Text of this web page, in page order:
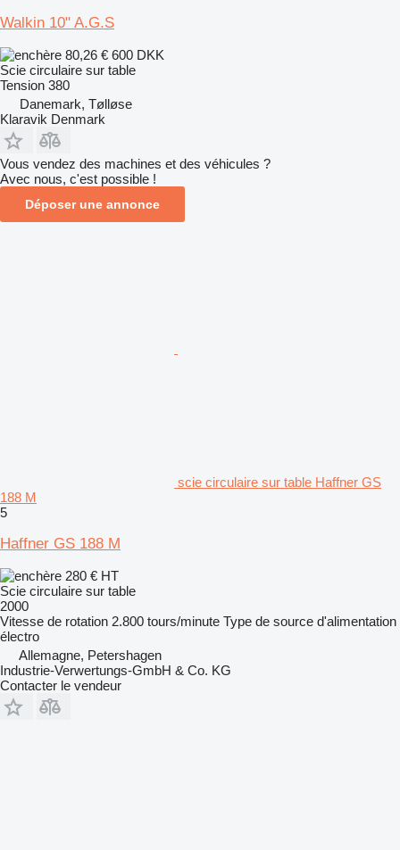
Walkin 10" A.G.S
80,26 € 600 DKK
Scie circulaire sur table
Tension 380
Danemark, Tølløse
Klaravik Denmark
Vous vendez des machines et des véhicules ?
Avec nous, c'est possible !
Déposer une annonce
scie circulaire sur table Haffner GS
188 M
5
Haffner GS 188 M
280 € HT
Scie circulaire sur table
2000
Vitesse de rotation 2.800 tours/minute Type de source d'alimentation
électro
Allemagne, Petershagen
Industrie-Verwertungs-GmbH & Co. KG
Contacter le vendeur